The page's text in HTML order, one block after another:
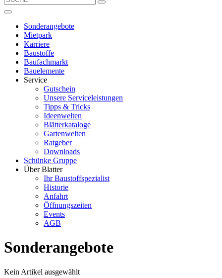
Sonderangebote
Mietpark
Karriere
Baustoffe
Baufachmarkt
Bauelemente
Service
Gutschein
Unsere Serviceleistungen
Tipps & Tricks
Ideenwelten
Blätterkataloge
Gartenwelten
Ratgeber
Downloads
Schünke Gruppe
Über Blatter
Ihr Baustoffspezialist
Historie
Anfahrt
Öffnungszeiten
Events
AGB
Sonderangebote
Kein Artikel ausgewählt